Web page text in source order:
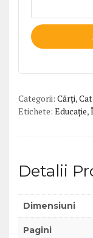
Manual
pentru
clasa
XII-
Mântuirea
Dumnezeu:
și
Categorii: Cărți,
Etichete: Educație,
Detalii
Dimensiuni
Pagini